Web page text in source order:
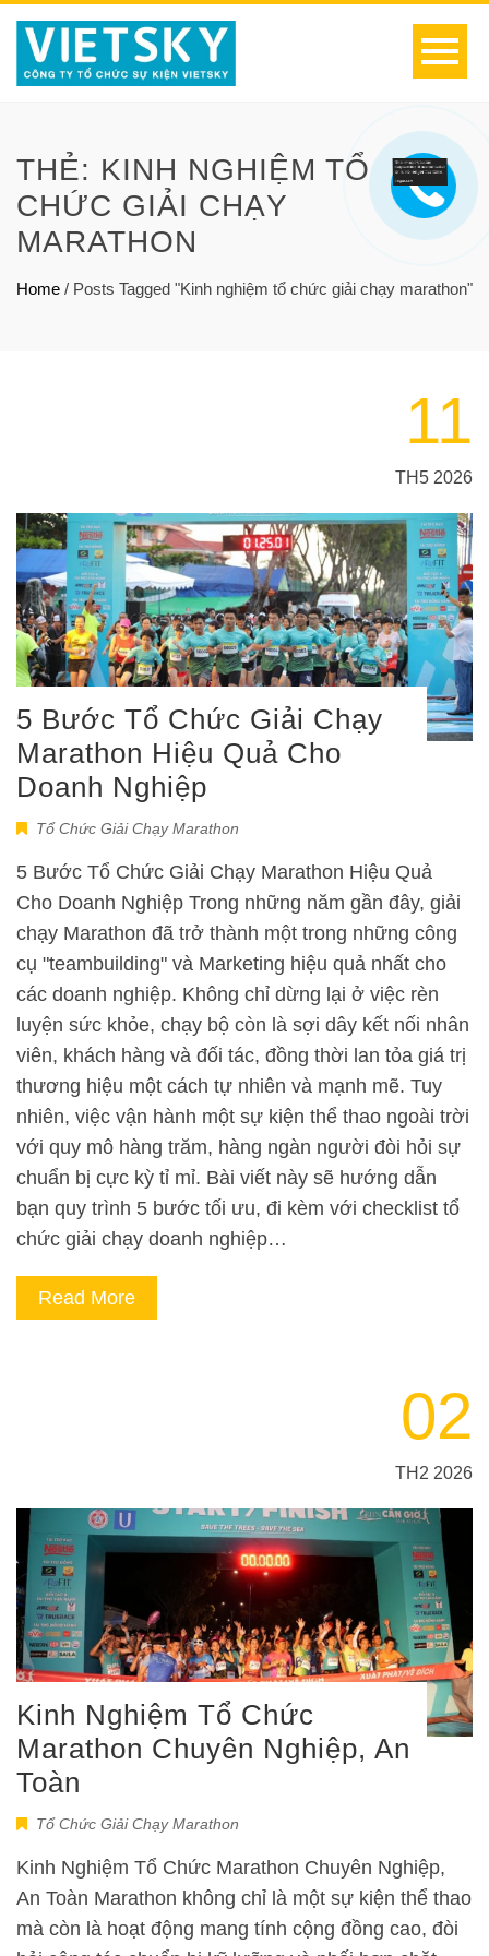
THẺ: KINH NGHIỆM TỔ
CHỨC GIẢI CHẠY
MARATHON
Home / Posts Tagged "Kinh nghiệm tổ chức giải chạy marathon"
11
TH5 2026
5 Bước Tổ Chức Giải Chạy
Marathon Hiệu Quả Cho
Doanh Nghiệp
Tổ Chức Giải Chạy Marathon
5 Bước Tổ Chức Giải Chạy Marathon Hiệu Quả
Cho Doanh Nghiệp Trong những năm gần đây, giải
chạy Marathon đã trở thành một trong những công
cụ "teambuilding" và Marketing hiệu quả nhất cho
các doanh nghiệp. Không chỉ dừng lại ở việc rèn
luyện sức khỏe, chạy bộ còn là sợi dây kết nối nhân
viên, khách hàng và đối tác, đồng thời lan tỏa giá trị
thương hiệu một cách tự nhiên và mạnh mẽ. Tuy
nhiên, việc vận hành một sự kiện thể thao ngoài trời
với quy mô hàng trăm, hàng ngàn người đòi hỏi sự
chuẩn bị cực kỳ tỉ mỉ. Bài viết này sẽ hướng dẫn
bạn quy trình 5 bước tối ưu, đi kèm với checklist tổ
chức giải chạy doanh nghiệp…
Read More
02
TH2 2026
Kinh Nghiệm Tổ Chức
Marathon Chuyên Nghiệp, An
Toàn
Tổ Chức Giải Chạy Marathon
Kinh Nghiệm Tổ Chức Marathon Chuyên Nghiệp,
An Toàn Marathon không chỉ là một sự kiện thể thao
mà còn là hoạt động mang tính cộng đồng cao, đòi